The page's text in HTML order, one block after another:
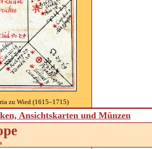
zu Wied (1615–1715)
Ansichtskarten und Münzen